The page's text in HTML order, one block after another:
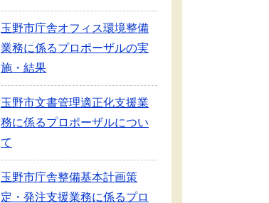
玉野市庁舎オフィス環境整備
業務に係るプロポーザルの実
施・結果
玉野市文書管理適正化支援業
務に係るプロポーザルについ
て
玉野市庁舎整備基本計画策
定・発注支援業務に係るプロ